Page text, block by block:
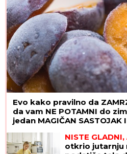
Evo kako pravilno da
da vam NE POTAMNI do
jedan MAGIČAN SASTOJAK
NISTE GLADNI,
otkrio jutarnju